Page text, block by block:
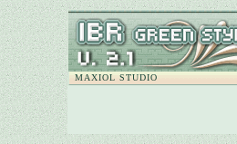
MAXIOL STUDIO